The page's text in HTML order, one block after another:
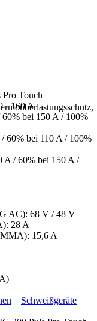
Touch
- 160 A
bei 150 A / 100%
60% bei 110 A / 100%
A / 60% bei 150 A /
AC): 68 V / 48 V
28 A
MMA): 15,6 A
Schweißgeräte